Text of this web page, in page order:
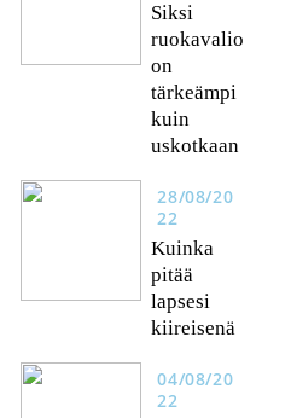
Siksi
ruokavalio
on
tärkeämpi
kuin
uskotkaan
28/08/20
22
Kuinka
pitää
lapsesi
kiireisenä
04/08/20
22